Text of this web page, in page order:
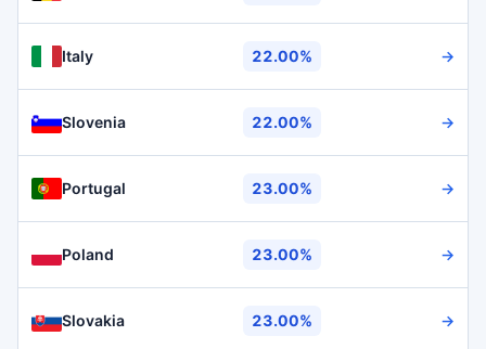
Italy 22.00% →
Slovenia 22.00% →
Portugal 23.00% →
Poland 23.00% →
Slovakia 23.00% →